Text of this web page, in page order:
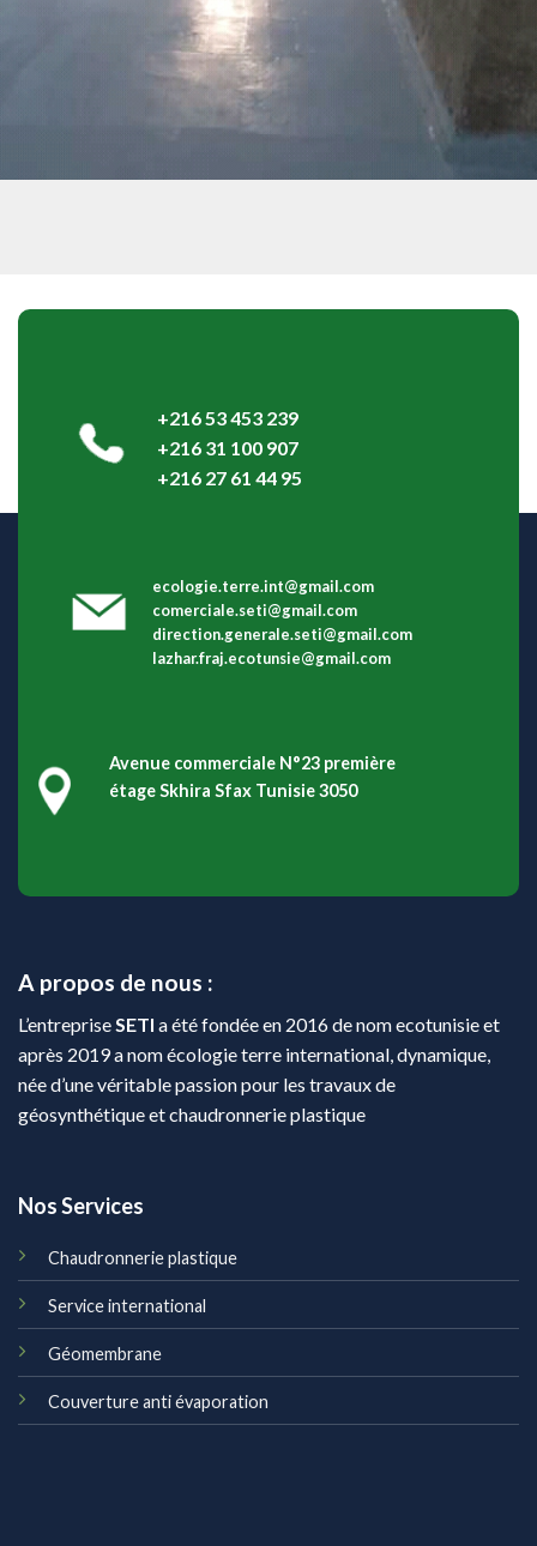
+216 53 453 239
+216 31 100 907
+216 27 61 44 95
ecologie.terre.int@gmail.com
comerciale.seti@gmail.com
direction.generale.seti@gmail.com
lazhar.fraj.ecotunsie@gmail.com
Avenue commerciale N°23 première
étage Skhira Sfax Tunisie 3050
A propos de nous :
L’entreprise SETI a été fondée en 2016 de nom ecotunisie et
après 2019 a nom écologie terre international, dynamique,
née d’une véritable passion pour les travaux de
géosynthétique et chaudronnerie plastique
Nos Services
Chaudronnerie plastique
Service international
Géomembrane
Couverture anti évaporation